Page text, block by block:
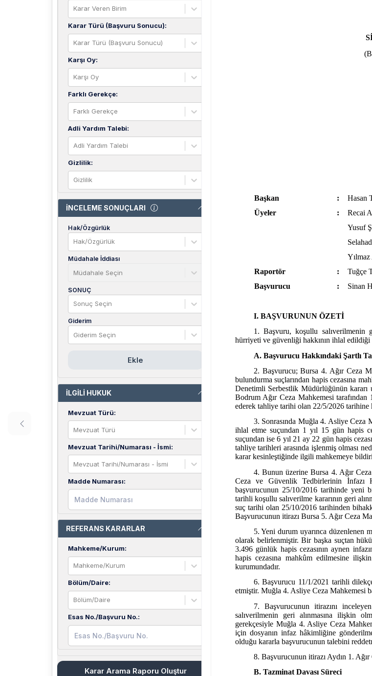
Karar Veren Birim
Karar Türü (Başvuru Sonucu):
Karar Türü (Başvuru Sonucu)
Karşı Oy:
Karşı Oy
Farklı Gerekçe:
Farklı Gerekçe
Adli Yardım Talebi:
Adli Yardım Talebi
Gizlilik:
Gizlilik
İNCELEME SONUÇLARI
Hak/Özgürlük
Hak/Özgürlük
Müdahale İddiası
Müdahale Seçin
SONUÇ
Sonuç Seçin
Giderim
Giderim Seçin
Ekle
İLGİLİ HUKUK
Mevzuat Türü:
Mevzuat Türü
Mevzuat Tarihi/Numarası - İsmi:
Mevzuat Tarihi/Numarası - İsmi
Madde Numarası:
REFERANS KARARLAR
Mahkeme/Kurum:
Mahkeme/Kurum
Bölüm/Daire:
Bölüm/Daire
Esas No./Başvuru No.:
Karar Arama Raporu Oluştur